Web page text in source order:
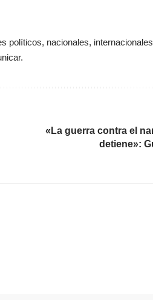
políticos, nacionales,
«La guerra contra el
detiene»: